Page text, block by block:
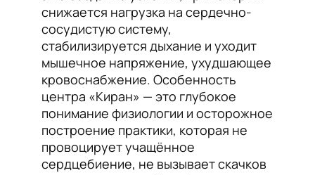
снижается нагрузка на сердечно-
сосудистую систему,
стабилизируется дыхание и уходит
мышечное напряжение, ухудшающее
кровоснабжение. Особенность
центра «Киран» — это глубокое
понимание физиологии и осторожное
построение практики, которая не
провоцирует учащённое
сердцебиение, не вызывает скачков